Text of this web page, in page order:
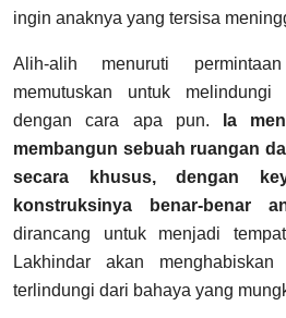
ingin anaknya yang tersisa
Alih-alih menuruti
memutuskan untuk
dengan cara apa pun.
Ia
membangun sebuah ruangan
secara khusus, dengan
konstruksinya benar-benar
dirancang untuk menjadi
Lakhindar akan menghabiskan
terlindungi dari bahaya yang